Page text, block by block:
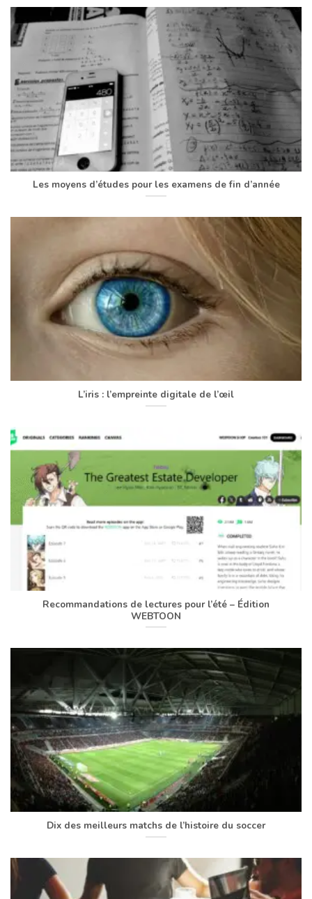
Les moyens d’études pour les examens de fin d’année
L’iris : l’empreinte digitale de l’œil
Recommandations de lectures pour l’été – Édition
WEBTOON
Dix des meilleurs matchs de l’histoire du soccer